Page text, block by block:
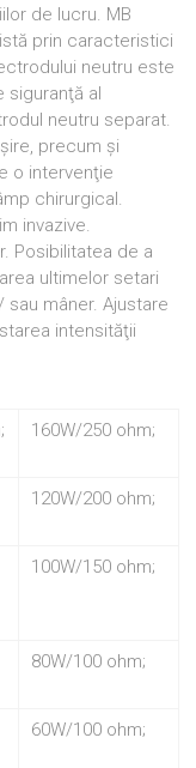
de lucru. MB
prin caracteristici
neutru este
siguranţă al
neutru separat.
precum şi
o intervenţie
chirurgical.
invazive.
Posibilitatea de a
ultimelor setari
mâner. Ajustare
intensităţii
160W/250 ohm;
120W/200 ohm;
100W/150 ohm;
80W/100 ohm;
60W/100 ohm;